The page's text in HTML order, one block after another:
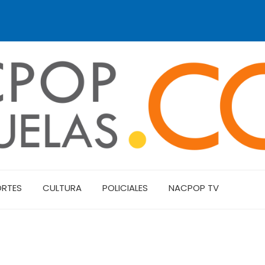
CULTURA POLICIALES NACPOP TV